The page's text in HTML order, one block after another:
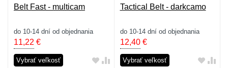
Belt Fast - multicam
do 10-14 dní od objednania
11,22 €
Vybrať veľkosť
Tactical Belt - darkcamo
do 10-14 dní od objednania
12,40€
Vybrať veľkosť